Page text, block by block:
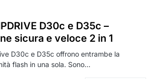
D30c e D35c –
sicura e veloce 2 in 1
D30c e D35c offrono entrambe la
flash in una sola. Sono…